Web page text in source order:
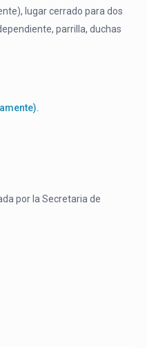
lugar cerrado para dos
parrilla, duchas
por la Secretaria de